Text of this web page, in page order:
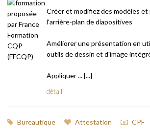
Créer et modifiez des modèles et
l'arrière-plan de diapositives
Améliorer une présentation en
outils de dessin et d'image
Appliquer ... [...]
détail
Bureautique Attestation CPF